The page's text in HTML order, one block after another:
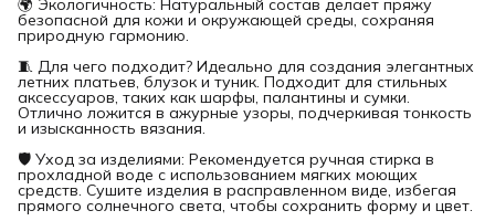
🌍 Экологичность: Натуральный состав делает пряжу
безопасной для кожи и окружающей среды, сохраняя
природную гармонию.
🧵 Для чего подходит? Идеально для создания элегантных
летних платьев, блузок и туник. Подходит для стильных
аксессуаров, таких как шарфы, палантины и сумки.
Отлично ложится в ажурные узоры, подчеркивая тонкость
и изысканность вязания.
🛡️ Уход за изделиями: Рекомендуется ручная стирка в
прохладной воде с использованием мягких моющих
средств. Сушите изделия в расправленном виде, избегая
прямого солнечного света, чтобы сохранить форму и цвет.